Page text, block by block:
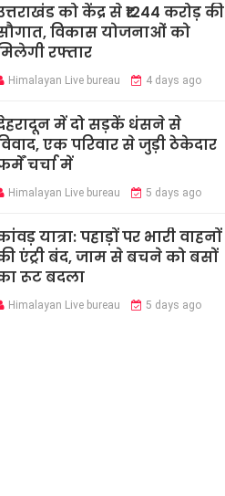
को केंद्र से ₹1244 करोड़ की
विकास योजनाओं को
रफ्तार
Himalayan Live bureau 4 days ago
में दो सड़कें धंसने से
एक परिवार से जुड़ी ठेकेदार
चर्चा में
Himalayan Live bureau 5 days ago
यात्रा: पहाड़ों पर भारी वाहनों
एंट्री बंद, जाम से बचने को बसों
रूट बदला
Himalayan Live bureau 5 days ago